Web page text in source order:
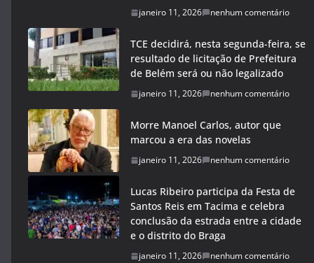
janeiro 11, 2026 nenhum comentário
TCE decidirá, nesta segunda-feira, se
resultado de licitação de Prefeitura
de Belém será ou não legalizado
janeiro 11, 2026 nenhum comentário
Morre Manoel Carlos, autor que
marcou a era das novelas
janeiro 11, 2026 nenhum comentário
Lucas Ribeiro participa da Festa de
Santos Reis em Tacima e celebra
conclusão da estrada entre a cidade
e o distrito do Braga
janeiro 11, 2026 nenhum comentário